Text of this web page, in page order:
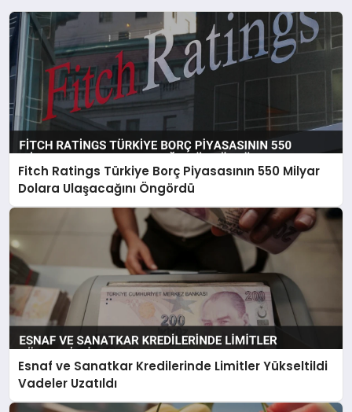
Fitch Ratings Türkiye Borç Piyasasının 550 Milyar
Dolara Ulaşacağını Öngördü
Esnaf ve Sanatkar Kredilerinde Limitler Yükseltildi
Vadeler Uzatıldı